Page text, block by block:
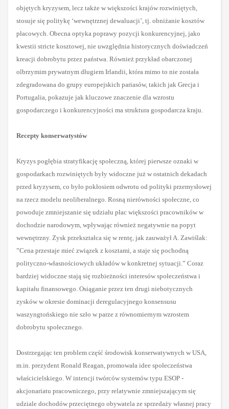
objętych kryzysem, lecz także w większości krajów rozwiniętych,
stosuje się politykę ‘wewnętrznej dewaluacji’, tj. obniżanie kosztów
płacowych. Obecna optyka poprawy pozycji konkurencyjnej, jako
kwestii stricte kosztowej, nie uwzględnia historycznych doświadczeń
kreacji dobrobytu przez państwa. Również przykład obarczonej
olbrzymim prywatnym długiem Irlandii, która mimo to nie została
zdegradowana do grupy europejskich pariasów, takich jak Grecja i
Portugalia, pokazuje jak kluczowe znaczenie dla wzrostu
gospodarczego i konkurencyjności ma struktura gospodarcza kraju.
Recepty konserwatystów
Kryzys pogłębia stratyfikację społeczną, której pierwsze oznaki w
gospodarkach rozwiniętych były widoczne już w ostatnich dekadach
przed kryzysem, co było pokłosiem odwrotu od polityki przemysłowej
na rzecz modelu neoliberalnego. Rosną nierówności społeczne, co
powoduje zmniejszanie się udziału płac większości pracowników w
dochodzie narodowym, wpływając również negatywnie na popyt
wewnętrzny. Zysk przekształca się w rentę, jak zauważył A. Zawiślak:
”Cena przestaje mieć związek z kosztami, a staje się pochodną
polityczno-własnościowych układów w konkretnej sytuacji.” Coraz
bardziej widoczne stają się rozbieżności interesów społeczeństwa i
kapitału finansowego. Osiąganie przez ten drugi niebotycznych
zysków w okresie dominacji deregulacyjnego konsensusu
waszyngtońskiego nie szło w parze z równomiernym wzrostem
dobrobytu społecznego.
Dostrzegając ten problem część środowisk konserwatywnych w USA,
m.in. prezydent Ronald Reagan, promowała idee społeczeństwa
właścicielskiego. W intencji twórców systemów typu ESOP -
akcjonariatu pracowniczego, przy relatywnie zmniejszającym się
udziale dochodów przeciętnego obywatela ze sprzedaży własnej pracy